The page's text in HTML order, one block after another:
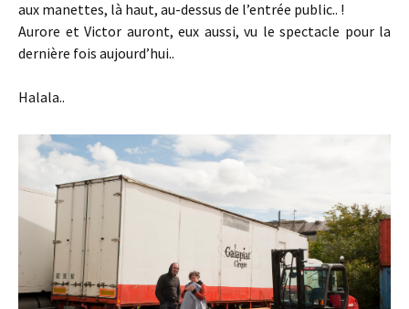
aux manettes, là haut, au-dessus de l’entrée public.. !
Aurore et Victor auront, eux aussi, vu le spectacle pour la
dernière fois aujourd’hui..
Halala..